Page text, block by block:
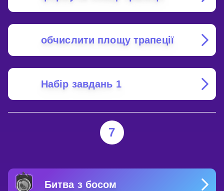
обчислити площу трапеції
Набір завдань 1
7
Битва з босом